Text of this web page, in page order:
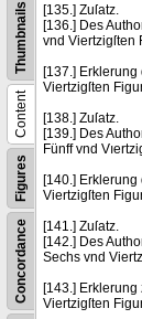
Concordance
Figures
Content
Thumbnails
[135.] Zuſatz.
[136.] Des
vnd Viertzigſten
[137.] Erklerung
Viertzigſten
[138.] Zuſatz.
[139.] Des
Fünff vnd
[140.] Erklerung
Viertzigſten
[141.] Zuſatz.
[142.] Des
Sechs vnd
[143.] Erklerung
Viertzigſten